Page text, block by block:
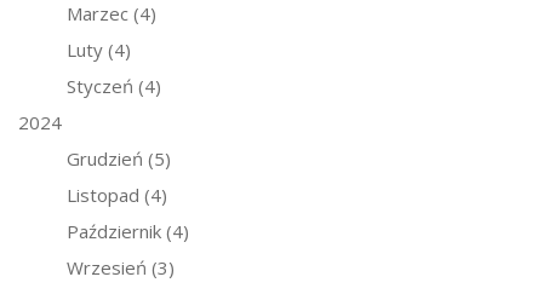
Marzec (4)
Luty (4)
Styczeń (4)
2024
Grudzień (5)
Listopad (4)
Październik (4)
Wrzesień (3)